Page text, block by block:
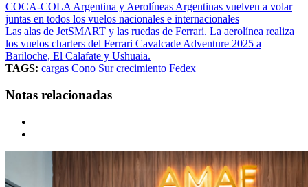
COCA-COLA Argentina y Aerolíneas Argentinas vuelven a volar
juntas en todos los vuelos nacionales e internacionales
Las alas de JetSMART y las ruedas de Ferrari. La aerolínea realiza
los vuelos charters del Ferrari Cavalcade Adventure 2025 a
Bariloche, El Calafate y Ushuaia.
TAGS: cargas Cono Sur crecimiento Fedex
Notas relacionadas